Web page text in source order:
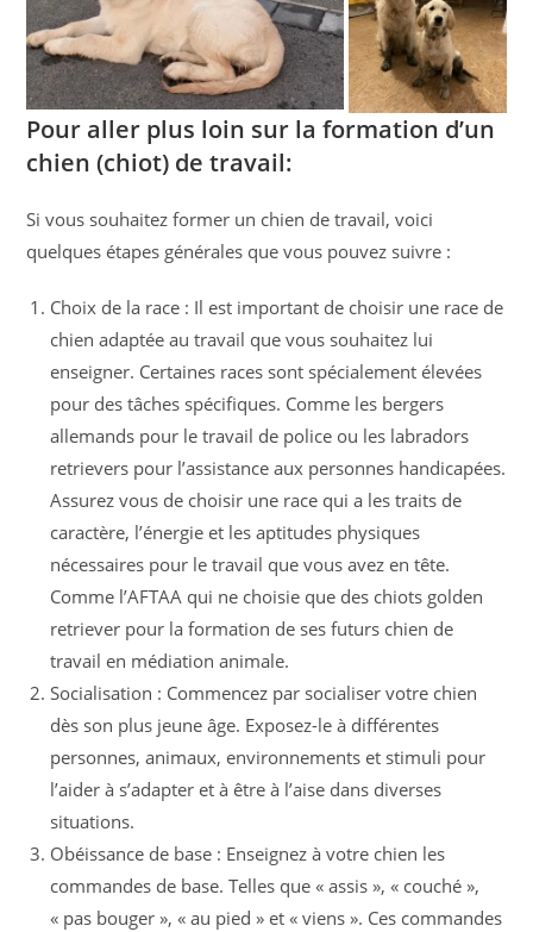
Pour aller plus loin sur la formation d’un
chien (chiot) de travail:
Si vous souhaitez former un chien de travail, voici
quelques étapes générales que vous pouvez suivre :
Choix de la race : Il est important de choisir une race de
chien adaptée au travail que vous souhaitez lui
enseigner. Certaines races sont spécialement élevées
pour des tâches spécifiques. Comme les bergers
allemands pour le travail de police ou les labradors
retrievers pour l’assistance aux personnes handicapées.
Assurez vous de choisir une race qui a les traits de
caractère, l’énergie et les aptitudes physiques
nécessaires pour le travail que vous avez en tête.
Comme l’AFTAA qui ne choisie que des chiots golden
retriever pour la formation de ses futurs chien de
travail en médiation animale.
Socialisation : Commencez par socialiser votre chien
dès son plus jeune âge. Exposez-le à différentes
personnes, animaux, environnements et stimuli pour
l’aider à s’adapter et à être à l’aise dans diverses
situations.
Obéissance de base : Enseignez à votre chien les
commandes de base. Telles que « assis », « couché »,
« pas bouger », « au pied » et « viens ». Ces commandes